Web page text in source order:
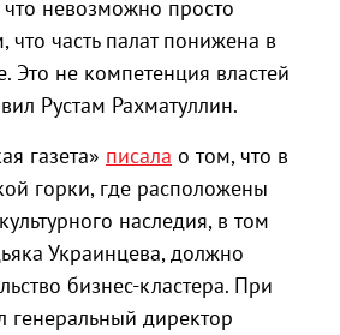
невозможно просто
что часть палат понижена в
Это не компетенция властей
Рустам Рахматуллин.
газета» писала о том, что в
горки, где расположены
наследия, в том
Украинцева, должно
бизнес-кластера. При
генеральный директор